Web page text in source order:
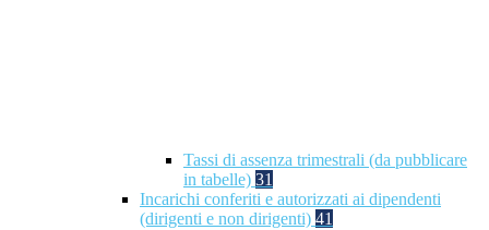
Tassi di assenza trimestrali (da pubblicare
in tabelle) 31
Incarichi conferiti e autorizzati ai dipendenti
(dirigenti e non dirigenti) 41